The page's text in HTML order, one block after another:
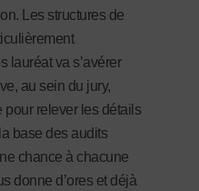
Les structures de
lauréat va s’avérer
au sein du jury,
pour relever les détails
base des audits
chance à chacune
donne d’ores et déjà